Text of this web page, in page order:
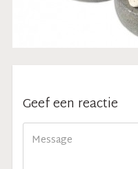
Geef een reactie